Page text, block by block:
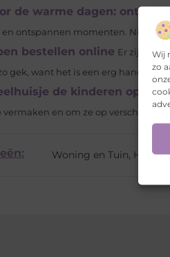
Wij
zo
de warme dagen: ontdek
en ontspannen momenten. Niets
bestellen online Er zijn
gek, want het is een erg handige
de kinderen op
en om ze op
Woning en Tuin,